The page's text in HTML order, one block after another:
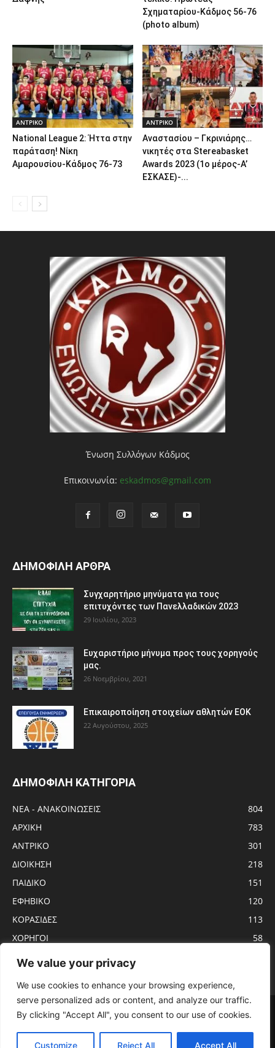
We value your privacy
We use cookies to enhance your browsing experience,
serve personalized ads or content, and analyze our traffic.
By clicking "Accept All", you consent to our use of cookies.
Customize Reject All Accept All
Σχηματαρίου-Κάδμος 56-76
(photo album)
ΑΝTΡΙΚΟ
National League 2: Ήττα στην
παράταση! Νίκη
Αμαρουσίου-Κάδμος 76-73
ΑΝTΡΙΚΟ
Αναστασίου – Γκρινιάρης…
νικητές στα Stereabasket
Awards 2023 (1o μέρος-Α’
ΕΣΚΑΣΕ)-...
Ένωση Συλλόγων Κάδμος
Επικοινωνία: eskadmos@gmail.com
ΔΗΜΟΦΙΛΗ ΑΡΘΡΑ
Συγχαρητήριο μηνύματα για τους
επιτυχόντες των Πανελλαδικών 2023
29 Ιουλίου, 2023
Ευχαριστήριο μήνυμα προς τους χορηγούς
μας.
26 Νοεμβρίου, 2021
Eπικαιροποίηση στοιχείων αθλητών ΕΟΚ
22 Αυγούστου, 2025
ΔΗΜΟΦΙΛΗ ΚΑΤΗΓΟΡΙΑ
ΝΕΑ - ΑΝΑΚΟΙΝΩΣΕΙΣ
804
ΑΡΧΙΚΗ
783
ΑΝTΡΙΚΟ
301
ΔΙΟΙΚΗΣΗ
218
ΠΑΙΔΙΚΟ
151
ΕΦΗΒΙΚΟ
120
ΚΟΡΑΣΙΔΕΣ
113
ΧΟΡΗΓΟΙ
58
ΝΕΑΝΙΔΕΣ
Αρχική ΑΝTΡΙΚΟ ΝΕΑ – ΑΝΑΚΟΙΝΩΣΕΙΣ
ΓΥΝΑΙΚΩΝ
ΕΦΗΒΙΚΟ
ΠΑΙΔΙΚΟ ΚΟΡΑΣΙΔΕΣ
ΠΡΟΓΡΑΜΜΑ ΑΓΩΝΩΝ
ΕΡΓΑΣΙΑΚΟ